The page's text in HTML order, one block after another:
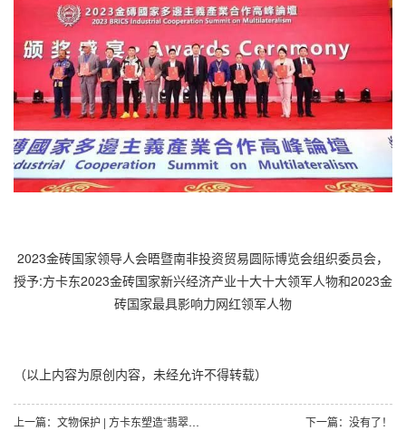
2023金砖国家领导人会晤暨南非投资贸易圆际博览会组织委员会，
授予:方卡东2023金砖国家新兴经济产业十大十大领军人物和2023金
砖国家最具影响力网红领军人物
（以上内容为原创内容，未经允许不得转载）
上一篇：文物保护 | 方卡东塑造“翡翠时间”的文化遗产 下一篇：没有了！